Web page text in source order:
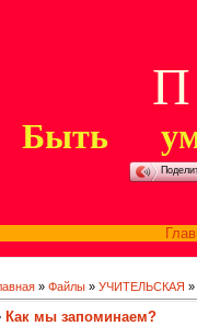
П
Быть
» Файлы » УЧИТЕЛЬСКАЯ »
Как мы запоминаем?